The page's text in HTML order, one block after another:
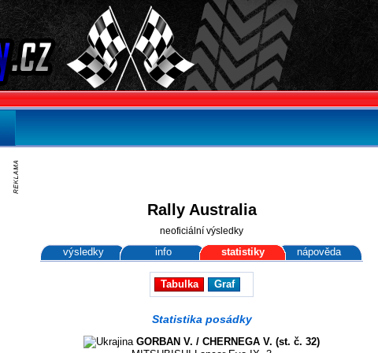
Rally Australia
neoficiální výsledky
výsledky info statistiky nápověda
Tabulka Graf
Statistika posádky
GORBAN V. / CHERNEGA V. (st. č. 32)